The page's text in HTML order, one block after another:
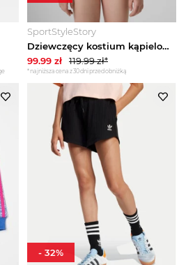
SportStyleStory
Dziewczęcy kostium kąpielowy jednoczęściowy 4F 4FJRSS26USWSF144 - multikolor
99.99 zł 119.99zł*
*najniższa cena z 30 dni przed obniżką
- 32%